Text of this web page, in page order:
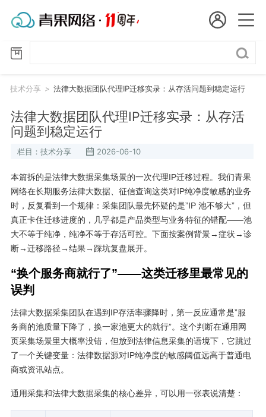
国
代
理
短效代理
隧道代理
独享代理
长效代理
会员名：
订单管理
进入控制台
退出
技术分享 > 法律大数据团队代理IP迁移实录：从存活问题到稳定运行
法律大数据团队代理IP迁移实录：从存活
问题到稳定运行
栏目：技术分享 2026-06-10
本篇拆的是法律大数据采集场景的一次代理IP迁移过程。我们青果
网络在长期服务法律大数据、征信查询这类对IP纯净度敏感的业务
时，反复看到一个规律：采集团队最先怀疑的是”IP 池不够大”，但
真正卡住迁移进度的，几乎都是产品类型与业务特征的错配——池
大不等于纯净，纯净不等于存活可控。下面按案例背景→症状→诊
断→迁移路径→结果→踩坑复盘展开。
“换个服务商就行了”——这类迁移里最常见的
误判
法律大数据采集团队在遇到IP存活率骤降时，第一反应通常是”服
务商的池质量下降了，换一家池更大的就行”。这个判断在通用网
页采集场景里大概率没错，但放到法律信息采集的语境下，它跳过
了一个关键变量：法律数据源对IP纯净度的敏感阈值远高于普通电
商或资讯站点。
通用采集和法律大数据采集的核心差异，可以用一张表说清楚：
技
术
享